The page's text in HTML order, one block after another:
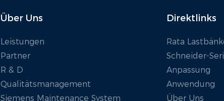
Über Uns
Leistungen
Partner
R & D
Qualitätsmanagement
Siemens Maintenance System
Direktlinks
Rata
Schneider-
Anpassung
Anwendung
Über Uns